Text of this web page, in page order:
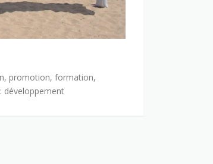
promotion, formation,
développement